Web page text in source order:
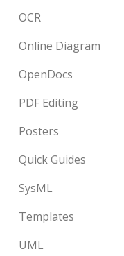
OCR
Online Diagram
OpenDocs
PDF Editing
Posters
Quick Guides
SysML
Templates
UML